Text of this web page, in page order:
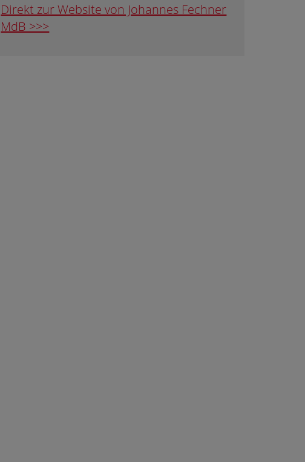
Direkt zur Website von Johannes Fechner
MdB >>>